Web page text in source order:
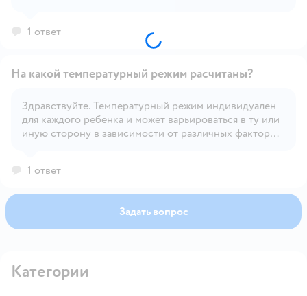
1 ответ
Открыть вопрос
На какой температурный режим расчитаны?
Здравствуйте. Температурный режим индивидуален
для каждого ребенка и может варьироваться в ту или
иную сторону в зависимости от различных факторов
активность ребенка и т.д.
1 ответ
Задать вопрос
Категории